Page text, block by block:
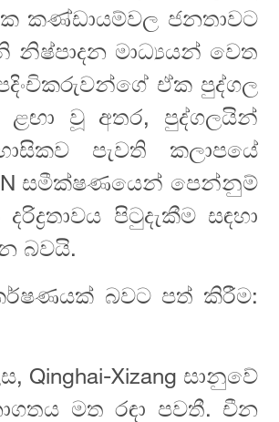
කණ්ඩායම්වල ජනතාවට
මාධ්‍යයන් වෙත
පදිංචිකරුවන්ගේ ඒක පුද්ගල
ළඟා වූ අතර, පුද්ගලයින්
පැවති කලාපයේ
සමීක්ෂණයෙන් පෙන්නුම්
පිටුදැකීම සඳහා
බවයි.
බවට පත් කිරීම:
Xizang සානුවේ
මත රඳා පවතී. චීන